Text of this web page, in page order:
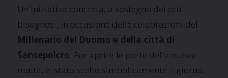
Un’iniziativa concreta, a sostegno dei più
bisognosi, in occasione delle celebrazioni del
Millenario del Duomo e della città di
Sansepolcro. Per aprire le porte della nuova
realtà, è stato scelto simbolicamente il giorno